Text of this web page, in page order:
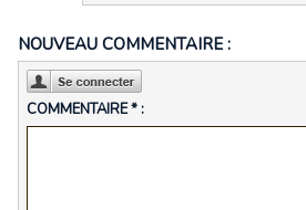
NOUVEAU COMMENTAIRE :
COMMENTAIRE * :